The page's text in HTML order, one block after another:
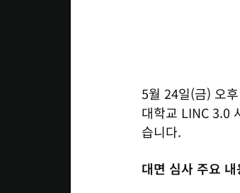
5월 24일(금) 오
대학교 LINC 3.0
습니다.
대면 심사 주요 내